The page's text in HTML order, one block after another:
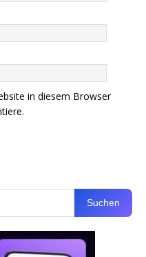
in diesem Browser
Suchen